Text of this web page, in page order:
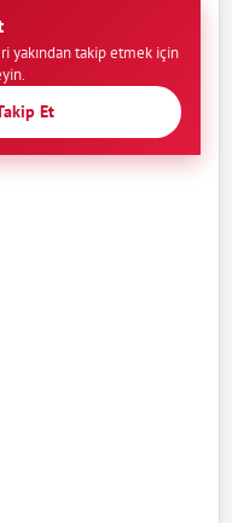
yakından takip etmek için
Et